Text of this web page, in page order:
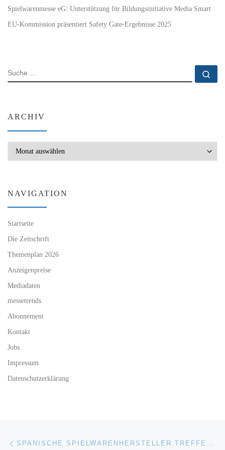
Spielwarenmesse eG: Unterstützung für Bildungsinitiative Media Smart
EU-Kommission präsentiert Safety Gate-Ergebnisse 2025
SUCHE
ARCHIV
NAVIGATION
Startseite
Die Zeitschrift
Themenplan 2026
Anzeigenpreise
Mediadaten
messetrends
Abonnement
Kontakt
Jobs
Impressum
Datenschutzerklärung
Beitragsnavigation SPANISCHE SPIELWARENHERSTELLER TREFFEN EINKÄUFER AUS ALLER WELT